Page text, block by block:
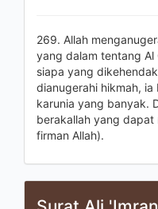
269. Allah
yang dalam tentang Al
siapa yang
dianugerahi hikmah,
karunia yang banyak.
berakallah yang dapat
firman Allah).